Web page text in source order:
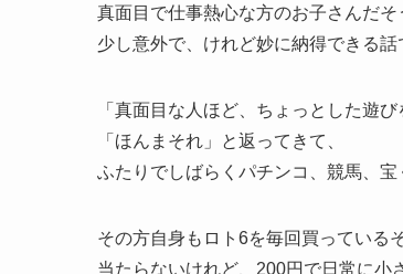
真面目で仕事熱心な方のお子さんだそ
少し意外で、けれど妙に納得できる話
「真面目な人ほど、ちょっとした遊
「ほんまそれ」と返ってきて、
ふたりでしばらくパチンコ、競馬、宝
その方自身もロト6を毎回買っている
当たらないけれど、200円で日常に小